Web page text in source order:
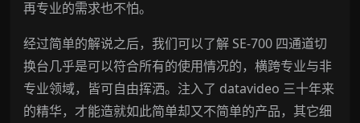
再专业的需求也不怕。
经过简单的解说之后，我们可以了解 SE-700 四通道切
换台几乎是可以符合所有的使用情况的，横跨专业与非
专业领域，皆可自由挥洒。注入了 datavideo 三十年来
的精华，才能造就如此简单却又不简单的产品，其它细